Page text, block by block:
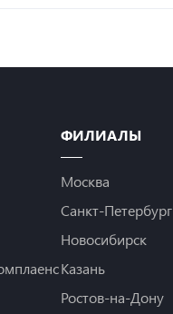
ФИЛИАЛЫ
Москва
Санкт-Петербург
Новосибирск
Казань
Ростов-на-Дону